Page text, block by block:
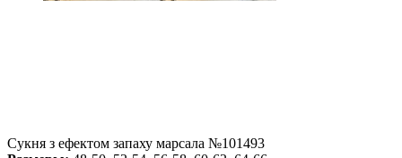
Сукня з ефектом запаху марсала №101493